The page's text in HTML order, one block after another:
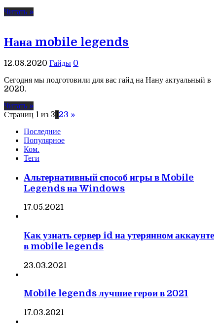
Читать »
Нана mobile legends
12.08.2020 Гайды 0
Сегодня мы подготовили для вас гайд на Нану актуальный в
2020.
Читать »
Страниц 1 из 3123 »
Последние
Популярное
Ком.
Теги
Альтернативный способ игры в Mobile
Legends на Windows
17.05.2021
Как узнать сервер id на утерянном аккаунте
в mobile legends
23.03.2021
Mobile legends лучшие герои в 2021
17.03.2021